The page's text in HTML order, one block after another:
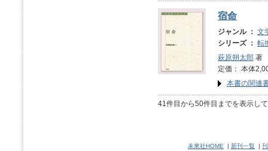
宿命
ジャンル ： 文
シリーズ ： 転
萩原朔太郎 著
定価： 本体
本書の関連
41件目から50件目までを表示し
未來社HOME | 新刊一覧 |